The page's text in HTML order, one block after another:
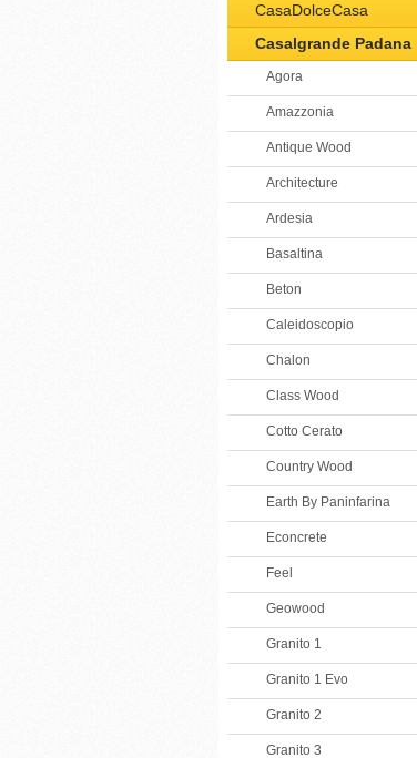
CasaDolceCasa
Casalgrande Padana
Agora
Amazzonia
Antique Wood
Architecture
Ardesia
Basaltina
Beton
Caleidoscopio
Chalon
Class Wood
Cotto Cerato
Country Wood
Earth By Paninfarina
Econcrete
Feel
Geowood
Granito 1
Granito 1 Evo
Granito 2
Granito 3